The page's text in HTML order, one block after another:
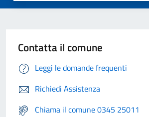
Contatta il comune
Leggi le domande frequenti
Richiedi Assistenza
Chiama il comune 0345 25011